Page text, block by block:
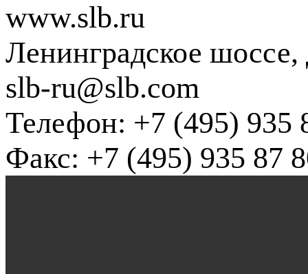
www.slb.ru
Ленинградское
slb-ru@slb.com
Телефон: +7 (495) 935
Факс: +7 (495) 935 87